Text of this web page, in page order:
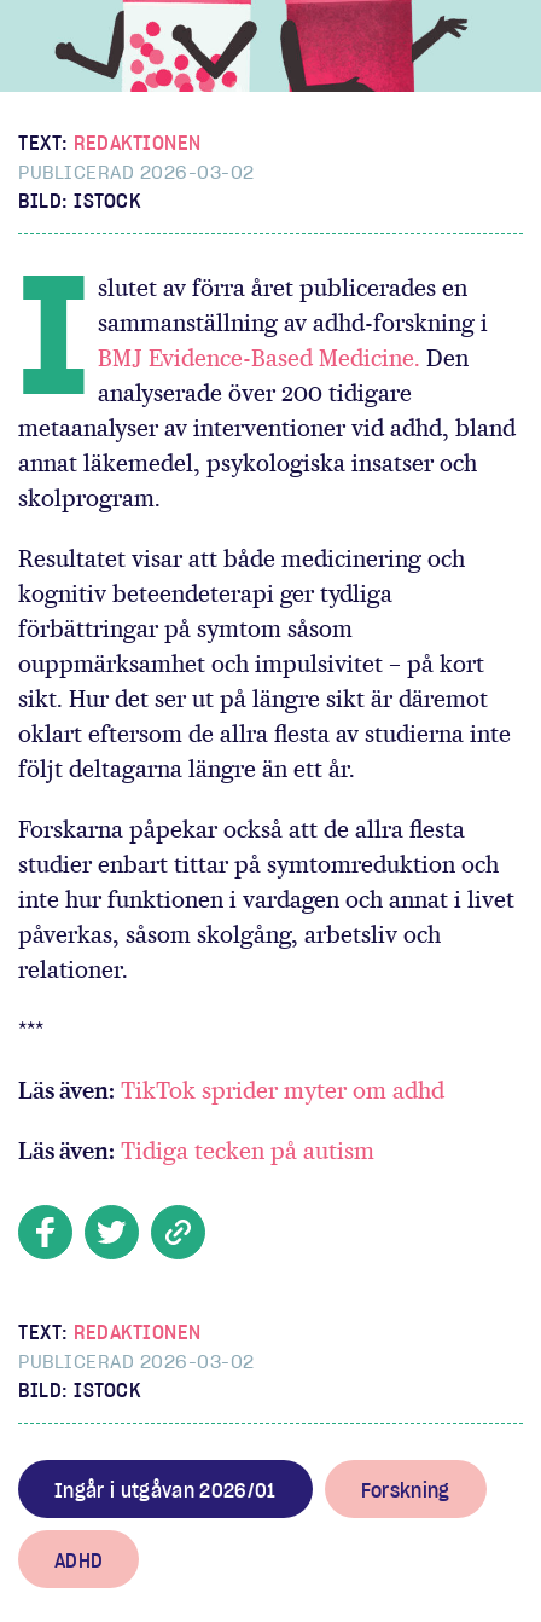
TEXT: REDAKTIONEN
PUBLICERAD 2026-03-02
BILD: ISTOCK
I slutet av förra året publicerades en
sammanställning av adhd-forskning i
BMJ Evidence-Based Medicine. Den
analyserade över 200 tidigare
metaanalyser av interventioner vid adhd, bland
annat läkemedel, psykologiska insatser och
skolprogram.
Resultatet visar att både medicinering och
kognitiv beteendeterapi ger tydliga
förbättringar på symtom såsom
ouppmärksamhet och impulsivitet – på kort
sikt. Hur det ser ut på längre sikt är däremot
oklart eftersom de allra flesta av studierna inte
följt deltagarna längre än ett år.
Forskarna påpekar också att de allra flesta
studier enbart tittar på symtomreduktion och
inte hur funktionen i vardagen och annat i livet
påverkas, såsom skolgång, arbetsliv och
relationer.
***
Läs även: TikTok sprider myter om adhd
Läs även: Tidiga tecken på autism
TEXT: REDAKTIONEN
PUBLICERAD 2026-03-02
BILD: ISTOCK
Ingår i utgåvan 2026/01 Forskning
ADHD